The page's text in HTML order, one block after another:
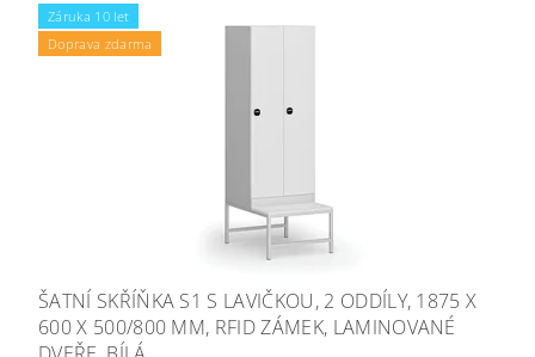
Záruka 10 let
Doprava zdarma
ŠATNÍ SKŘÍŇKA S1 S LAVIČKOU, 2 ODDÍLY, 1875 X
600 X 500/800 MM, RFID ZÁMEK, LAMINOVANÉ